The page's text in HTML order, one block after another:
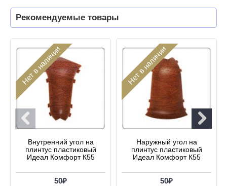
Рекомендуемые товары
Нет в наличии
Внутренний угол на
плинтус пластиковый
Идеал Комфорт К55
50₽
Нет в наличии
Наружный угол на
плинтус пластиковый
Идеал Комфорт К55
50₽